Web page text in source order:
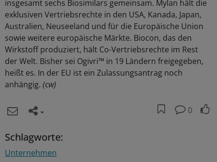
insgesamt sechs Biosimilars gemeinsam. Mylan hält die
exklusiven Vertriebsrechte in den USA, Kanada, Japan,
Australien, Neuseeland und für die Europäische Union
sowie weitere europäische Märkte. Biocon, das den
Wirkstoff produziert, hält Co-Vertriebsrechte im Rest
der Welt. Bisher sei Ogivri™ in 19 Ländern freigegeben,
heißt es. In der EU ist ein Zulassungsantrag noch
anhängig. (cw)
0
Schlagworte:
Unternehmen